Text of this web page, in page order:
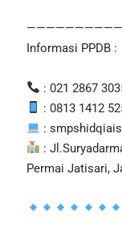
Informasi PPDB :
: 021 2867
: 0813 1412
:
:
Permai Jatisari,